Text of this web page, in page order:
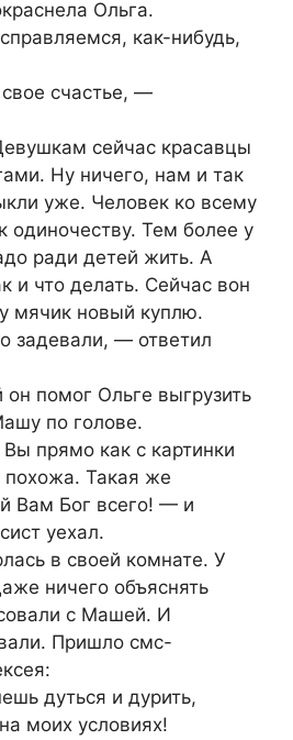
Ольга.
как-нибудь,
счастье, —
сейчас красавцы
Ну ничего, нам и так
уже. Человек ко всему
одиночеству. Тем более у
ради детей жить. А
и что делать. Сейчас вон
мячик новый куплю.
задевали, — ответил
помог Ольге выгрузить
по голове.
прямо как с картинки
похожа. Такая же
Вам Бог всего! — и
уехал.
в своей комнате. У
ничего объяснять
с Машей. И
Пришло смс-
дуться и дурить,
моих условиях!